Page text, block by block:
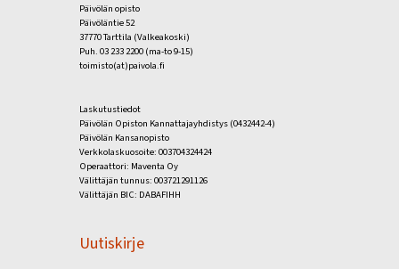
Päivölän opisto
Päivöläntie 52
37770 Tarttila (Valkeakoski)
Puh. 03 233 2200 (ma-to 9-15)
toimisto(at)paivola.fi
Laskutustiedot
Päivölän Opiston Kannattajayhdistys (0432442-4)
Päivölän Kansanopisto
Verkkolaskuosoite: 003704324424
Operaattori: Maventa Oy
Välittäjän tunnus: 003721291126
Välittäjän BIC: DABAFIHH
Uutiskirje